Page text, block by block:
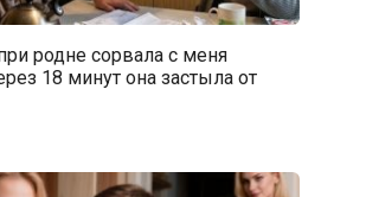
родне сорвала с меня
18 минут она застыла от